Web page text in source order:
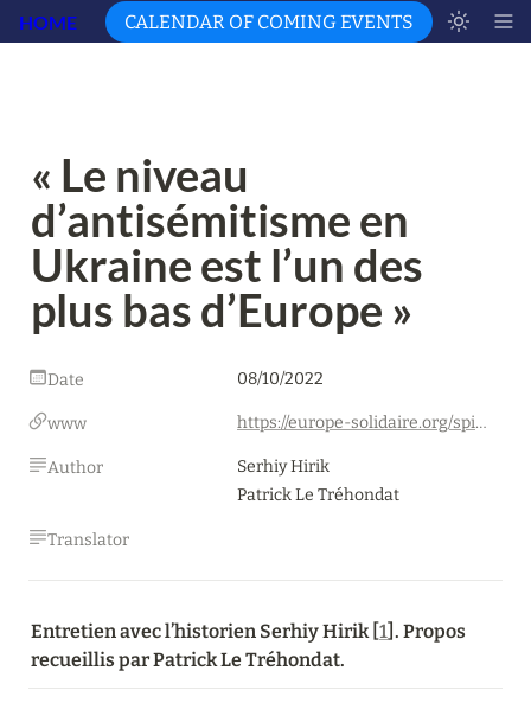
HOME CALENDAR OF COMING EVENTS
« Le niveau
d’antisémitisme en
Ukraine est l’un des
plus bas d’Europe »
Date 08/10/2022
www https://europe-solidaire.org/spip.php?article64320
Author
Serhiy Hirik
Patrick Le Tréhondat
Translator
Entretien avec l’historien Serhiy Hirik [1]. Propos
recueillis par Patrick Le Tréhondat.